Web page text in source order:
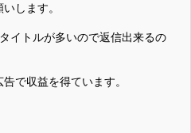
します。
イトルが多いので返信出来るの
で収益を得ています。